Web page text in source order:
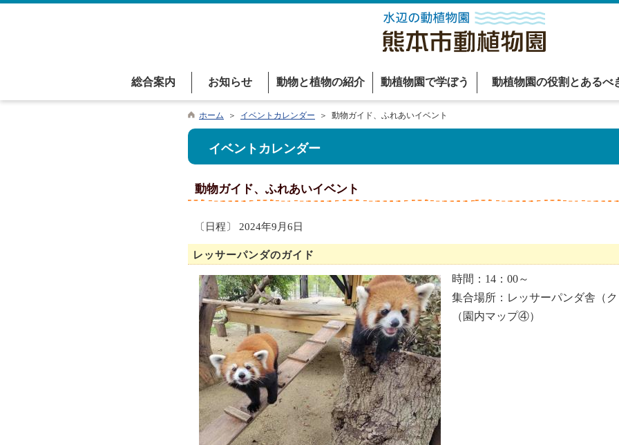
総合案内 お知らせ 動物と植物の紹介 動植物園で学ぼう 動植物園の役割とあるべ
ホーム ＞ イベントカレンダー ＞ 動物ガイド、ふれあいイベント
イベントカレンダー
動物ガイド、ふれあいイベント
〔日程〕 2024年9月6日
レッサーパンダのガイド
時間：14：00～
集合場所：レッサーパンダ舎（
（園内マップ④）